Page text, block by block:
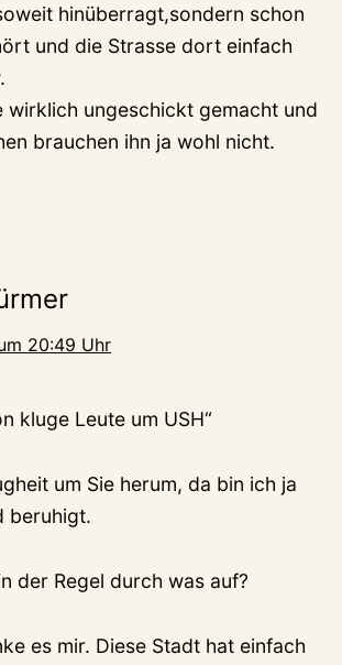
hinüberragt,sondern schon
und die Strasse dort einfach
wirklich ungeschickt gemacht und
brauchen ihn ja wohl nicht.
20:49 Uhr
kluge Leute um USH“
um Sie herum, da bin ich ja
beruhigt.
der Regel durch was auf?
es mir. Diese Stadt hat einfach